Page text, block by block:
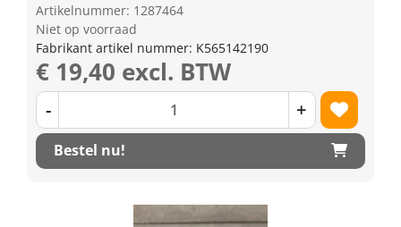
Artikelnummer: 1287464
Niet op voorraad
Fabrikant artikel nummer: K565142190
€ 19,40 excl. BTW
- +
Bestel nu!